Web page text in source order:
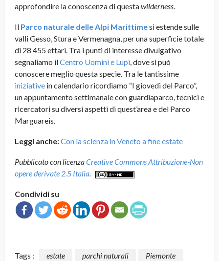
approfondire la conoscenza di questawilderness.
Il Parco naturale delle Alpi Marittimesi estende sulle
valli Gesso, Stura e Vermenagna, per una superficie totale
di 28 455 ettari. Tra i punti di interesse divulgativo
segnaliamo ilCentro Uomini e Lupi, dove si può
conoscere meglio questa specie. Tra le tantissime
iniziative in calendario ricordiamo “I giovedì del Parco”,
un appuntamento settimanale con guardiaparco, tecnici e
ricercatori su diversi aspetti di quest’area e del Parco
Marguareis.
Leggi anche:Con la scienza in Veneto a fine estate
Pubblicato con licenzaCreative Commons Attribuzione-Non
opere derivate 2.5 Italia.
Condividi su
Tags : estate parchi naturali Piemonte